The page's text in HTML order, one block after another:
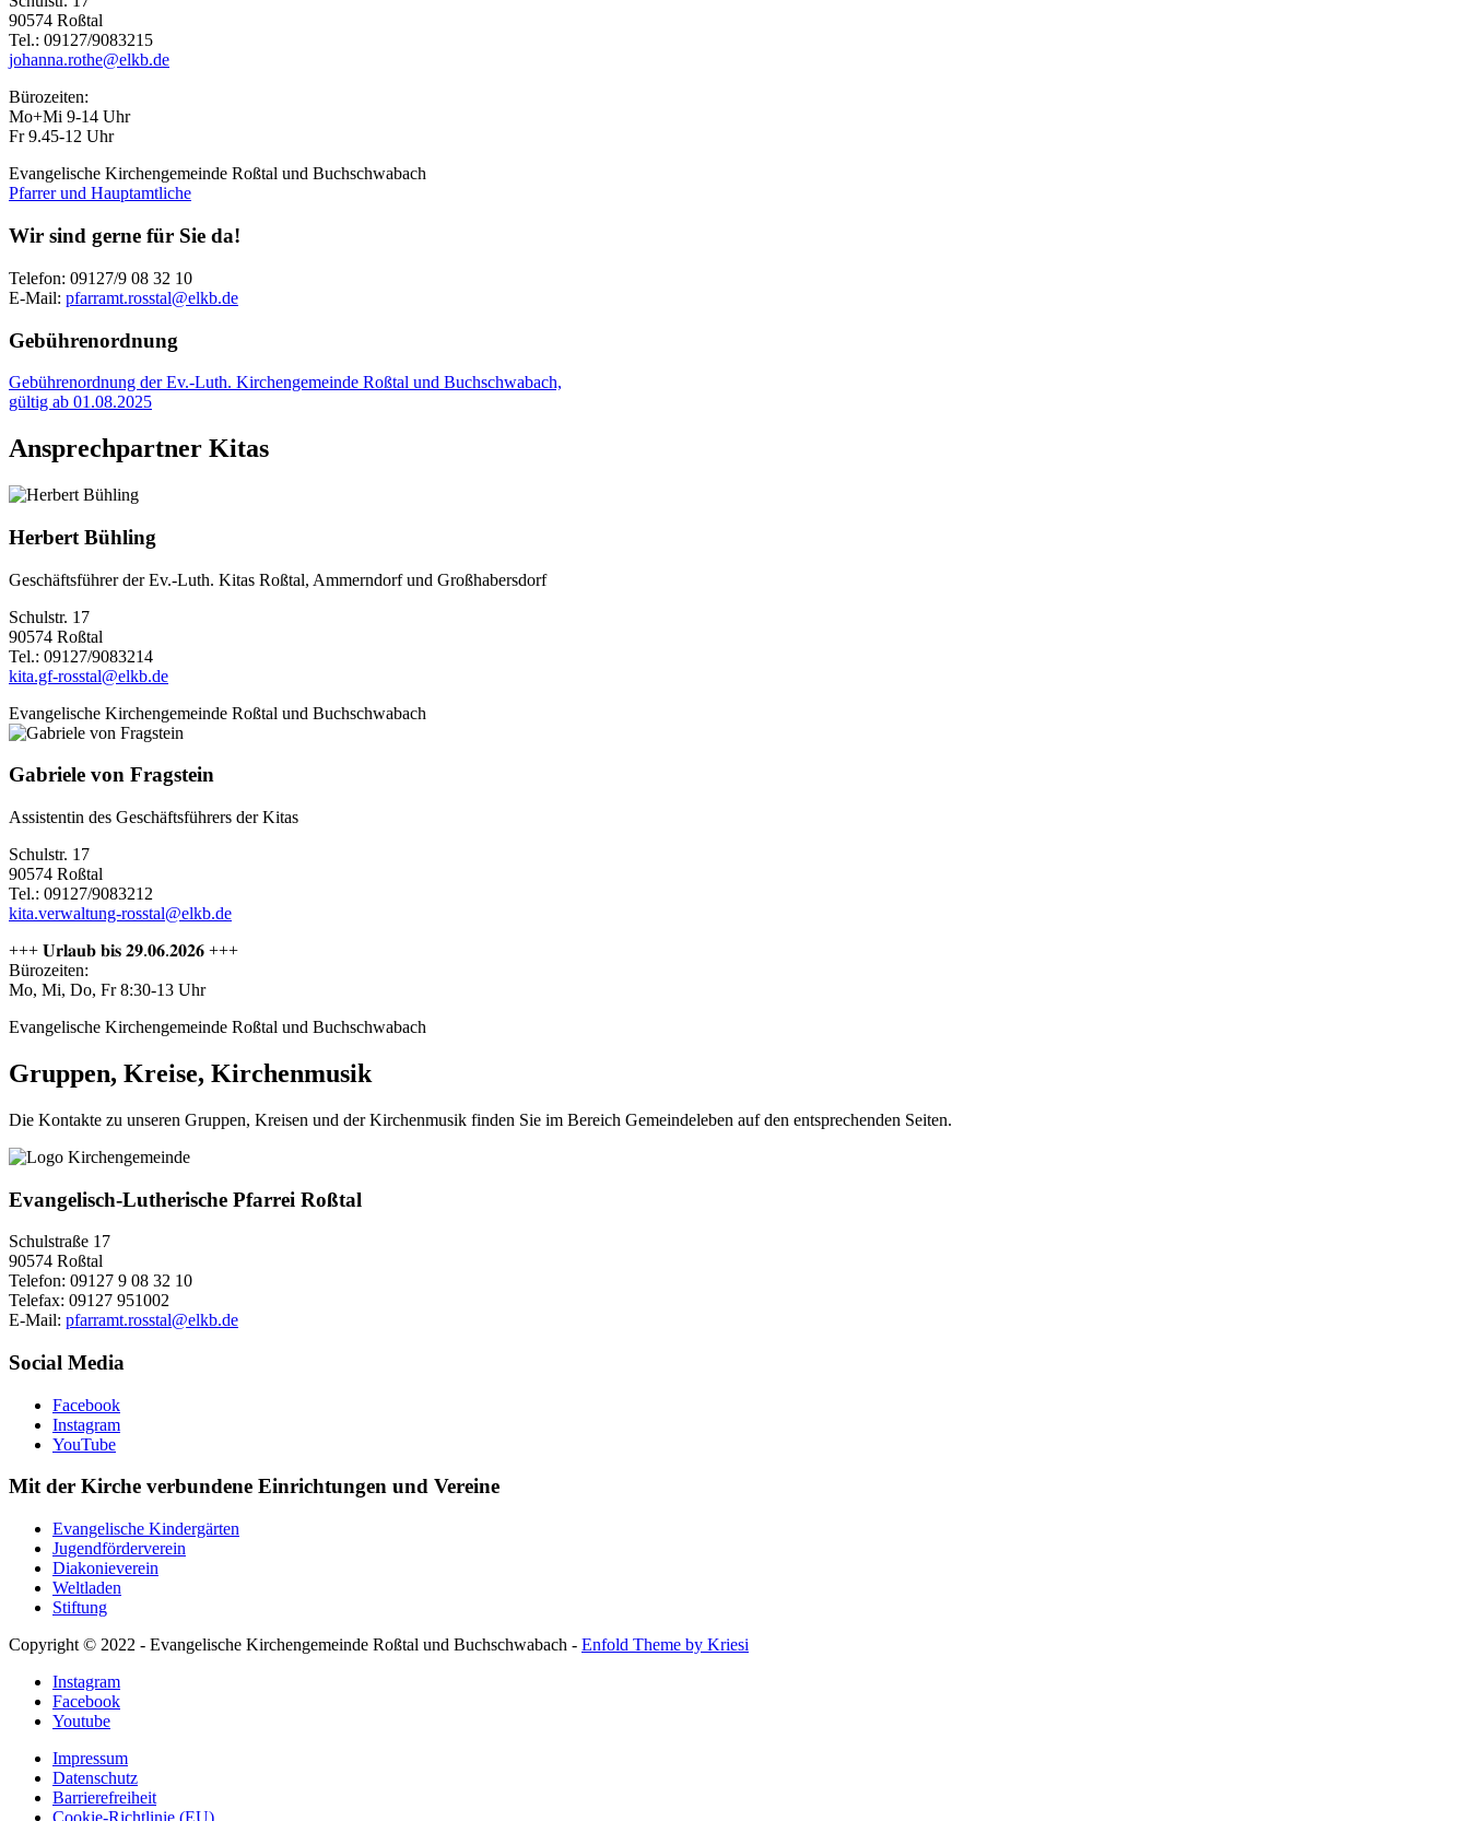
90574 Roßtal
Tel.: 09127/9083215
johanna.rothe@elkb.de
Bürozeiten:
Mo+Mi 9-14 Uhr
Fr 9.45-12 Uhr
Evangelische Kirchengemeinde Roßtal und Buchschwabach
Pfarrer und Hauptamtliche
Wir sind gerne für Sie da!
Telefon: 09127/9 08 32 10
E-Mail: pfarramt.rosstal@elkb.de
Gebührenordnung
Gebührenordnung der Ev.-Luth. Kirchengemeinde Roßtal und Buchschwabach,
gültig ab 01.08.2025
Ansprechpartner Kitas
Herbert Bühling
Geschäftsführer der Ev.-Luth. Kitas Roßtal, Ammerndorf und Großhabersdorf
Schulstr. 17
90574 Roßtal
Tel.: 09127/9083214
kita.gf-rosstal@elkb.de
Evangelische Kirchengemeinde Roßtal und Buchschwabach
Gabriele von Fragstein
Assistentin des Geschäftsführers der Kitas
Schulstr. 17
90574 Roßtal
Tel.: 09127/9083212
kita.verwaltung-rosstal@elkb.de
+++ 𝐔𝐫𝐥𝐚𝐮𝐛 𝐛𝐢𝐬 𝟐𝟗.𝟎𝟔.𝟐𝟎𝟐𝟔 +++
Bürozeiten:
Mo, Mi, Do, Fr 8:30-13 Uhr
Evangelische Kirchengemeinde Roßtal und Buchschwabach
Gruppen, Kreise, Kirchenmusik
Die Kontakte zu unseren Gruppen, Kreisen und der Kirchenmusik finden Sie im Bereich Gemeindeleben auf den entsprechenden Seiten.
Evangelisch-Lutherische Pfarrei Roßtal
Schulstraße 17
90574 Roßtal
Telefon: 09127 9 08 32 10
Telefax: 09127 951002
E-Mail: pfarramt.rosstal@elkb.de
Social Media
Facebook
Instagram
YouTube
Mit der Kirche verbundene Einrichtungen und Vereine
Evangelische Kindergärten
Jugendförderverein
Diakonieverein
Weltladen
Stiftung
Copyright © 2022 - Evangelische Kirchengemeinde Roßtal und Buchschwabach - Enfold Theme by Kriesi
Instagram
Facebook
Youtube
Impressum
Datenschutz
Barrierefreiheit
Cookie-Richtlinie (EU)